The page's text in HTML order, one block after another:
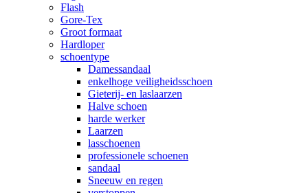
Flash
Gore-Tex
Groot formaat
Hardloper
schoentype
Damessandaal
enkelhoge veiligheidsschoen
Gieterij- en laslaarzen
Halve schoen
harde werker
Laarzen
lasschoenen
professionele schoenen
sandaal
Sneeuw en regen